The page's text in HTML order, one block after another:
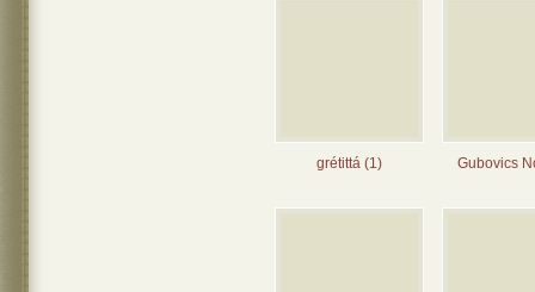
grétittá (1) Gubovics